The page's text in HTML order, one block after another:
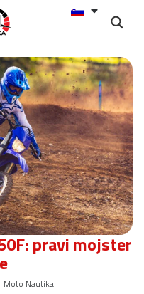
pravi mojster
Moto Nautika